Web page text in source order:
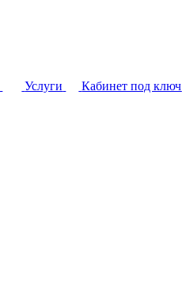
Услуги Кабинет под ключ